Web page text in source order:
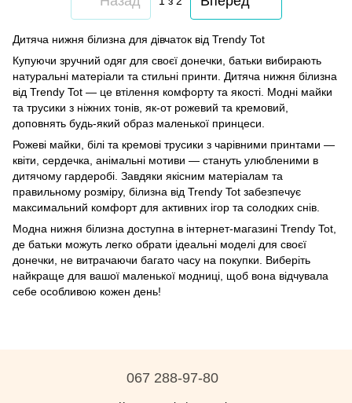
Дитяча нижня білизна для дівчаток від Trendy Tot
Купуючи зручний одяг для своєї донечки, батьки вибирають
натуральні матеріали та стильні принти. Дитяча нижня білизна
від Trendy Tot — це втілення комфорту та якості. Модні майки
та трусики з ніжних тонів, як-от рожевий та кремовий,
доповнять будь-який образ маленької принцеси.
Рожеві майки, білі та кремові трусики з чарівними принтами —
квіти, сердечка, анімальні мотиви — стануть улюбленими в
дитячому гардеробі. Завдяки якісним матеріалам та
правильному розміру, білизна від Trendy Tot забезпечує
максимальний комфорт для активних ігор та солодких снів.
Модна нижня білизна доступна в інтернет-магазині Trendy Tot,
де батьки можуть легко обрати ідеальні моделі для своєї
донечки, не витрачаючи багато часу на покупки. Виберіть
найкраще для вашої маленької модниці, щоб вона відчувала
себе особливою кожен день!
067 288-97-80